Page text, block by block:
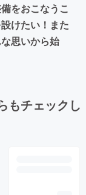
をおこなうこ
けたい！また
思いから始
もチェックし